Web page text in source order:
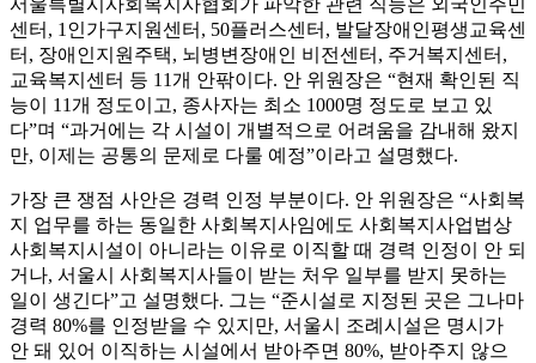
서울특별시사회복지사협회가 파악한 관련 직능은 외국인주민
센터, 1인가구지원센터, 50플러스센터, 발달장애인평생교육센
터, 장애인지원주택, 뇌병변장애인 비전센터, 주거복지센터,
교육복지센터 등 11개 안팎이다. 안 위원장은 “현재 확인된 직
능이 11개 정도이고, 종사자는 최소 1000명 정도로 보고 있
다”며 “과거에는 각 시설이 개별적으로 어려움을 감내해 왔지
만, 이제는 공통의 문제로 다룰 예정”이라고 설명했다.
가장 큰 쟁점 사안은 경력 인정 부분이다. 안 위원장은 “사회복
지 업무를 하는 동일한 사회복지사임에도 사회복지사업법상
사회복지시설이 아니라는 이유로 이직할 때 경력 인정이 안 되
거나, 서울시 사회복지사들이 받는 처우 일부를 받지 못하는
일이 생긴다”고 설명했다. 그는 “준시설로 지정된 곳은 그나마
경력 80%를 인정받을 수 있지만, 서울시 조례시설은 명시가
안 돼 있어 이직하는 시설에서 받아주면 80%, 받아주지 않으